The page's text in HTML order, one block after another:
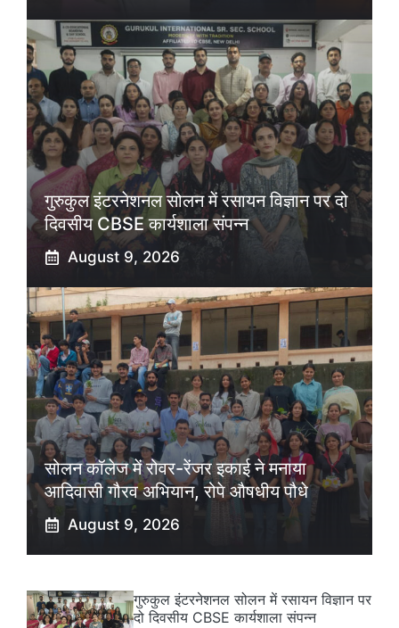
गुरुकुल इंटरनेशनल सोलन में रसायन विज्ञान पर दो
दिवसीय CBSE कार्यशाला संपन्न
August 9, 2026
सोलन कॉलेज में रोवर-रेंजर इकाई ने मनाया
आदिवासी गौरव अभियान, रोपे औषधीय पौधे
August 9, 2026
गुरुकुल इंटरनेशनल सोलन में रसायन विज्ञान पर
दो दिवसीय CBSE कार्यशाला संपन्न